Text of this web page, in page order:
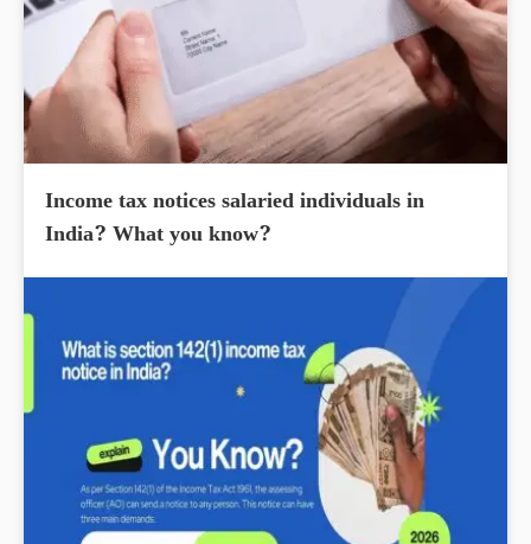
Income tax notices salaried individuals in
India? What you know?